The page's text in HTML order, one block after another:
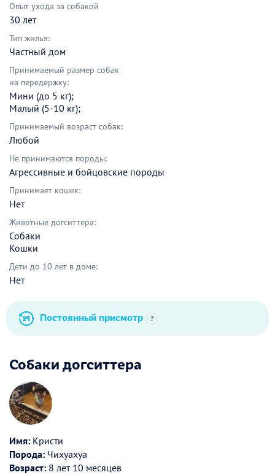
Опыт ухода за собакой
30 лет
Тип жилья:
Частный дом
Принимаемый размер собак
на передержку:
Мини (до 5 кг);
Малый (5-10 кг);
Принимаемый возраст собак:
Любой
Не принимаются породы:
Агрессивные и бойцовские породы
Принимает кошек:
Нет
Животные догситтера:
Собаки
Кошки
Дети до 10 лет в доме:
Нет
Постоянный присмотр ?
Собаки догситтера
Имя: Кристи
Порода: Чихуахуа
Возраст: 8 лет 10 месяцев